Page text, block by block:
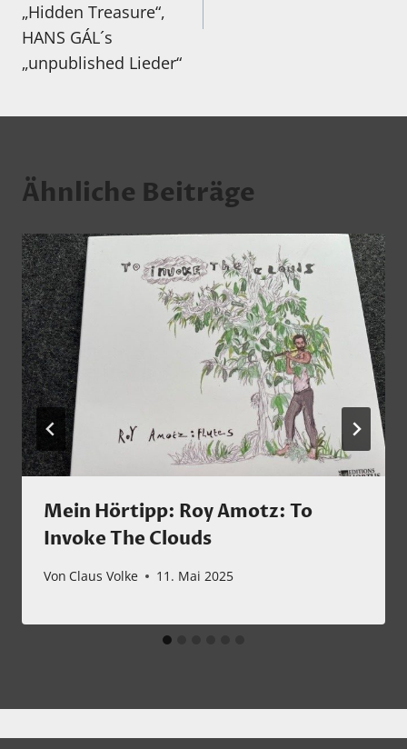
„Hidden Treasure“,
HANS GÁL´s
„unpublished Lieder“
Ähnliche Beiträge
Mein Hörtipp: Roy Amotz: To
Invoke The Clouds
Von Claus Volke 11. Mai 2025